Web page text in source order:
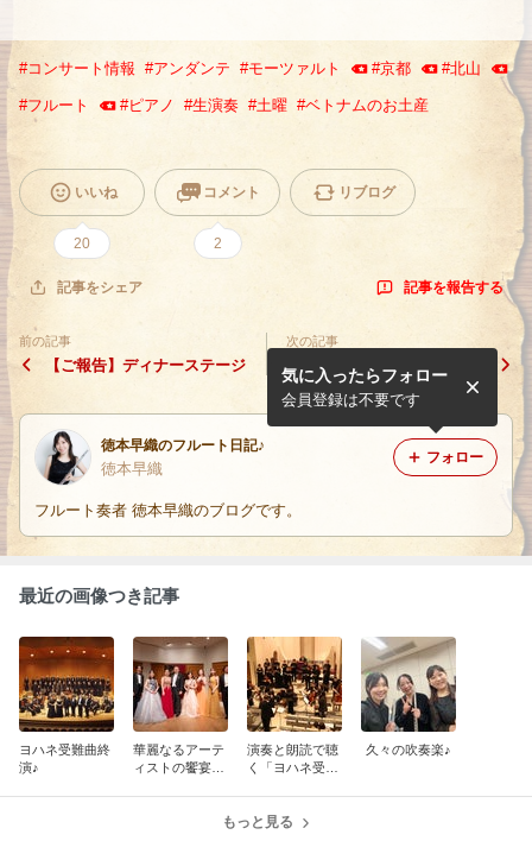
#コンサート情報 #アンダンテ #モーツァルト #京都 #北山
#フルート #ピアノ #生演奏 #土曜 #ベトナムのお土産
いいね
20
コメント
2
リブログ
記事をシェア 記事を報告する
前の記事
【ご報告】ディナーステージ
次の記事
フルートに対しての向き合い
方が変わった！
徳本早織のフルート日記♪
徳本早織
フルート奏者 徳本早織のブログです。
気に入ったらフォロー
会員登録は不要です
フォロー
最近の画像つき記事
ヨハネ受難曲終
演♪
華麗なるアーテ
ィストの饗宴Ⅵ
演奏と朗読で聴
く「ヨハネ受難
久々の吹奏楽♪
もっと見る